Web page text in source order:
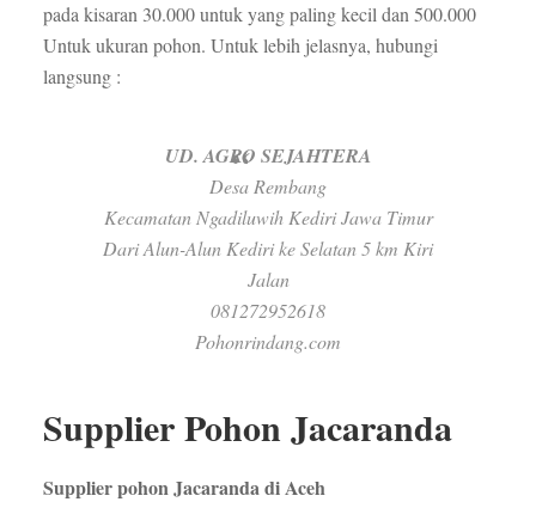
pada kisaran 30.000 untuk yang paling kecil dan 500.000
Untuk ukuran pohon. Untuk lebih jelasnya, hubungi
langsung :
UD. AGRO SEJAHTERA
Desa Rembang
Kecamatan Ngadiluwih Kediri Jawa Timur
Dari Alun-Alun Kediri ke Selatan 5 km Kiri
Jalan
081272952618
Pohonrindang.com
Supplier Pohon Jacaranda
Supplier pohon Jacaranda di Aceh